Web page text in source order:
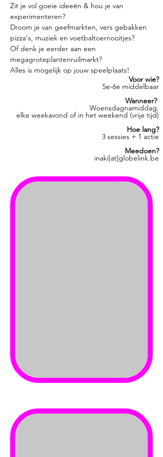
Zit je vol goeie ideeën & hou je van
experimenteren?
Droom je van geefmarkten, vers gebakken
pizza's, muziek en voetbaltoernooitjes?
Of denk je eerder aan een
megagroteplantenruilmarkt?
Alles is mogelijk op jouw speelplaats!
Voor wie?
5e-6e middelbaar
Wanneer?
Woensdagnamiddag,
elke weekavond of in het weekend (vrije tijd)
Hoe lang?
3 sessies + 1 actie
Meedoen?
inaki[at]globelink.be